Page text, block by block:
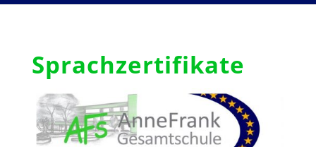
Sprachzertifikate